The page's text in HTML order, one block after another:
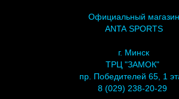
Официальный магазин
ANTA SPORTS
г. Минск
ТРЦ "ЗАМОК"
пр. Победителей 65, 1
8 (029) 238-20-29